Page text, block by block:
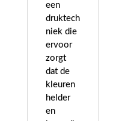
een
druktech
niek die
ervoor
zorgt
dat de
kleuren
helder
en